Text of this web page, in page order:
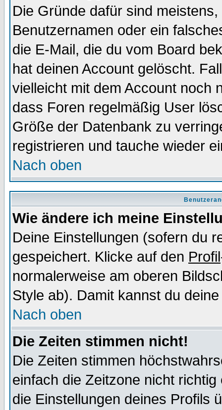
Die Gründe dafür sind
Benutzernamen oder ein
die E-Mail, die du vom Board
hat deinen Account gelöscht.
vielleicht mit dem Account noch
dass Foren regelmäßig User
Größe der Datenbank zu
registrieren und tauche wieder
Nach oben
Wie ändere ich meine
Deine Einstellungen (sofern du
gespeichert. Klicke auf den Profil
normalerweise am oberen
Style ab). Damit kannst du
Nach oben
Die Zeiten stimmen nicht!
Die Zeiten stimmen
einfach die Zeitzone nicht
die Einstellungen deines Profils